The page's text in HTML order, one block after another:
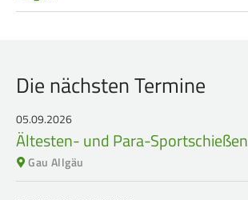
Die nächsten Termine
05.09.2026
Ältesten- und Para-Sportschießen
Gau Allgäu